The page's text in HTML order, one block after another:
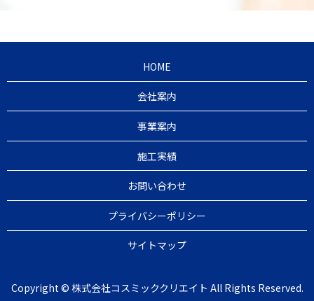
HOME
会社案内
事業案内
施工実績
お問い合わせ
プライバシーポリシー
サイトマップ
Copyright © 株式会社コスミッククリエイト All Rights Reserved.